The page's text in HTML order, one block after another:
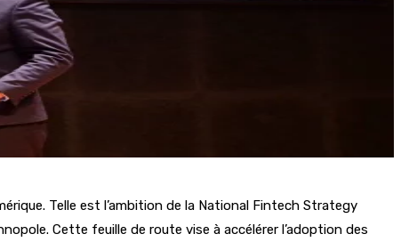
Telle est l’ambition de la National Fintech Strategy
Cette feuille de route vise à accélérer l’adoption des